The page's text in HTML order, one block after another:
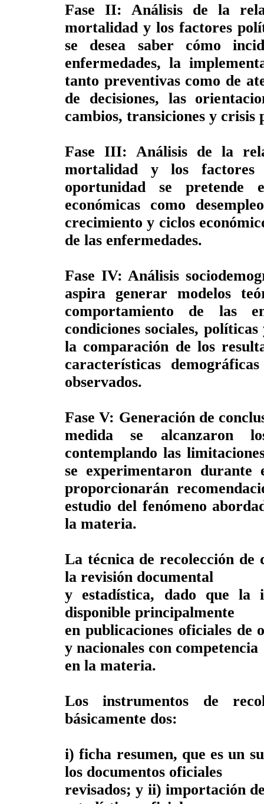
Fase II: Análisis de la
mortalidad y los factores
se desea saber cómo
enfermedades, la
tanto preventivas como de
de decisiones, las
cambios, transiciones y crisis
Fase III: Análisis de la
mortalidad y los factores
oportunidad se pretende
económicas como
crecimiento y ciclos
de las enfermedades.
Fase IV: Análisis
aspira generar modelos
comportamiento de las
condiciones sociales,
la comparación de los
características
observados.
Fase V: Generación de
medida se alcanzaron
contemplando las
se experimentaron durante
proporcionarán
estudio del fenómeno
la materia.
La técnica de recolección de
la revisión documental
y estadística, dado que la
disponible principalmente
en publicaciones oficiales de
y nacionales con competencia
en la materia.
Los instrumentos de
básicamente dos:
i) ficha resumen, que es un
los documentos oficiales
revisados; y ii) importación